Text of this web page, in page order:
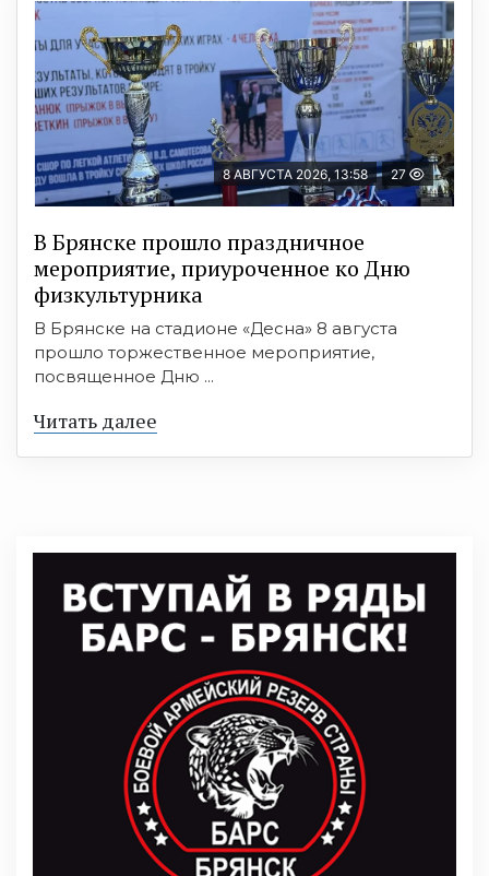
8 АВГУСТА 2026, 13:58 27
В Брянске прошло праздничное
мероприятие, приуроченное ко Дню
физкультурника
В Брянске на стадионе «Десна» 8 августа
прошло торжественное мероприятие,
посвященное Дню ...
Читать далее